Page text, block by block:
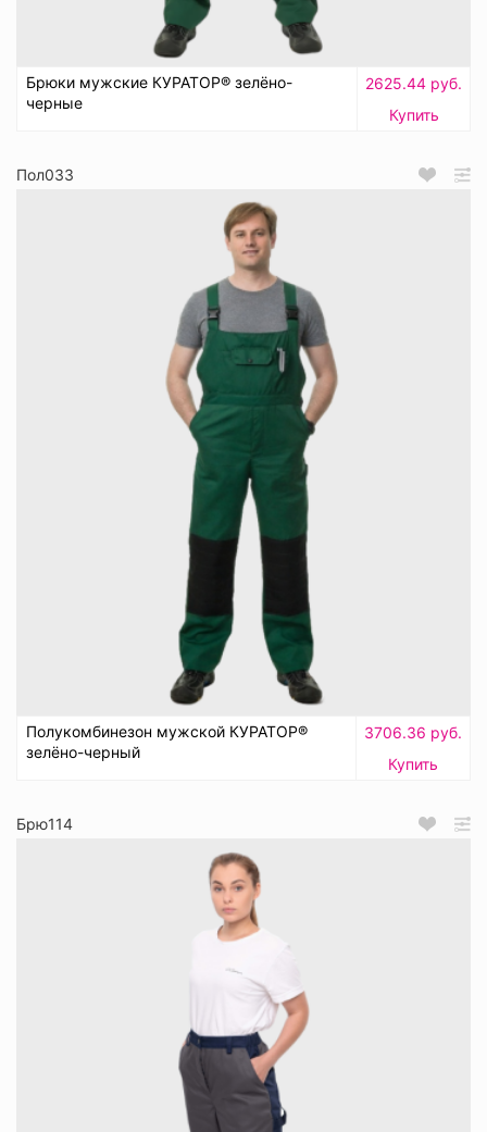
Брюки мужские КУРАТОР® зелёно-
черные
2625.44 руб.
Купить
Пол033
Полукомбинезон мужской КУРАТОР®
зелёно-черный
3706.36 руб.
Купить
Брю114